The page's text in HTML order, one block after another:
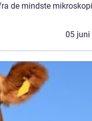
de mindste
05 juni